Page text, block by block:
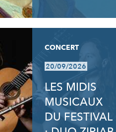
CONCERT
20/09/2026
LES MIDIS
MUSICAUX
DU FESTIVAL